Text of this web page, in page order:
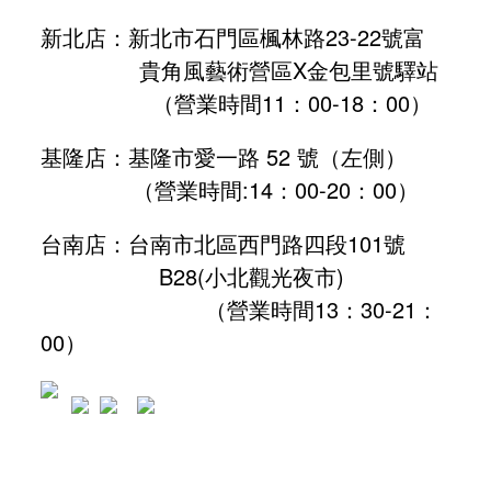
新北店：新北市石門區楓林路23-22號富
貴角風藝術營區X金包里號驛站
（營業時間11：00-18：00）
基隆店：基隆市愛一路 52 號（左側）
（營業時間:14：00-20：00）
台南店：台南市北區西門路四段101號
B28(小北觀光夜市)
（營業時間13：30-21：
00）